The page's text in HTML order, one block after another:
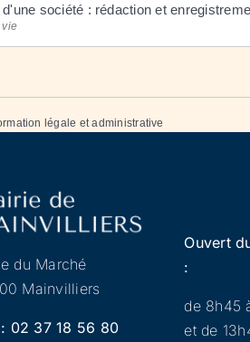
société : rédaction et
vie
légale et administrative
du Marché
Mainvilliers
02 37 18 56 80
Ouvert
:
de 8h45
et de